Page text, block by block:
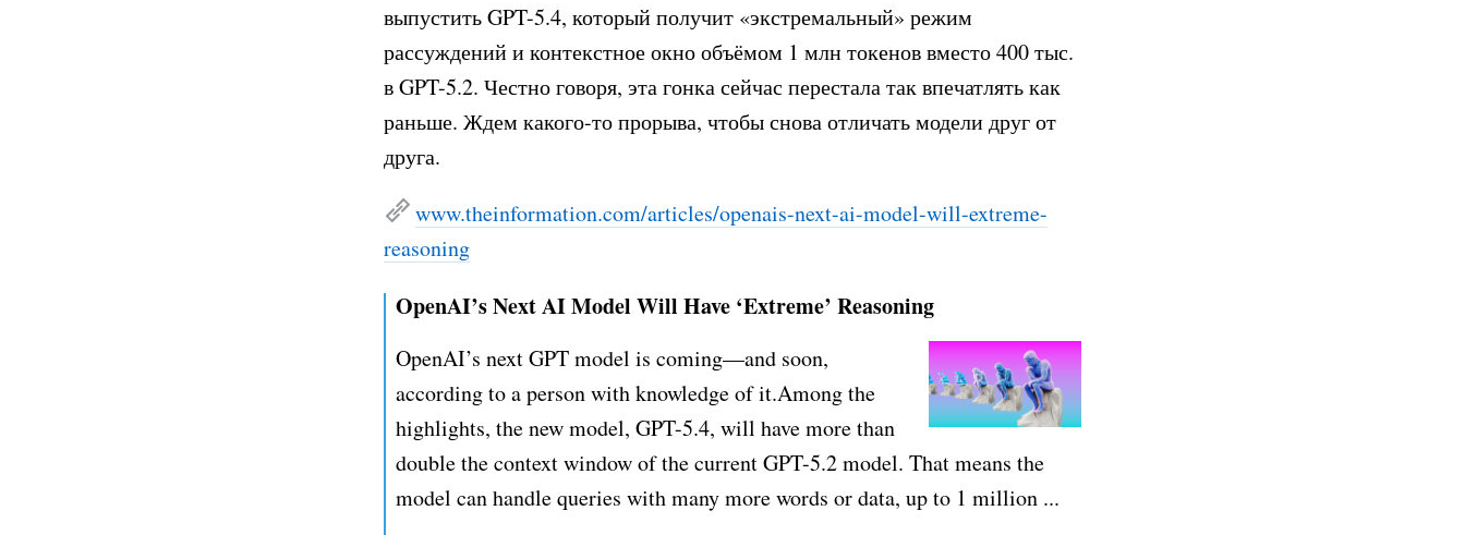
выпустить GPT-5.4, который получит «экстремальный» режим
рассуждений и контекстное окно объёмом 1 млн токенов вместо 400 тыс.
в GPT-5.2. Честно говоря, эта гонка сейчас перестала так впечатлять как
раньше. Ждем какого-то прорыва, чтобы снова отличать модели друг от
друга.
www.theinformation.com/articles/openais-next-ai-model-will-extreme-
reasoning
OpenAI’s Next AI Model Will Have ‘Extreme’ Reasoning
OpenAI’s next GPT model is coming—and soon,
according to a person with knowledge of it.Among the
highlights, the new model, GPT-5.4, will have more than
double the context window of the current GPT-5.2 model. That means the
model can handle queries with many more words or data, up to 1 million ...